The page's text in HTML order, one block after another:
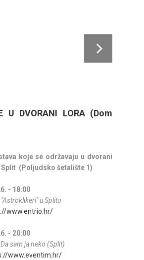
U DVORANI LORA (Dom
koje se održavaju u dvorani
Split (Poljudsko šetalište 1)
- 18:00
u Splitu
www.entrio.hr/
- 20:00
sam ja neko (Split)
www.eventim.hr/